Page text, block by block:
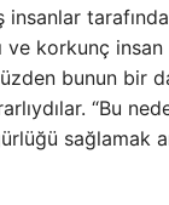
insanlar
ve korkunç insan
bunun bir
“Bu
sağlamak